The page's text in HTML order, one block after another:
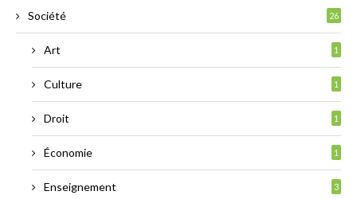
Société 26
Art 1
Culture 1
Droit 1
Économie 1
Enseignement 3